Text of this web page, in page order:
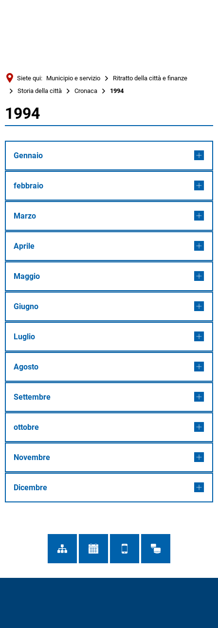
MENÜ
Siete qui: Municipio e servizio
Ritratto della città e finanze
Storia della città
Cronaca 1994
1994
1994
Gennaio
febbraio
Marzo
Aprile
Maggio
Giugno
Luglio
Agosto
Settembre
ottobre
Novembre
Dicembre